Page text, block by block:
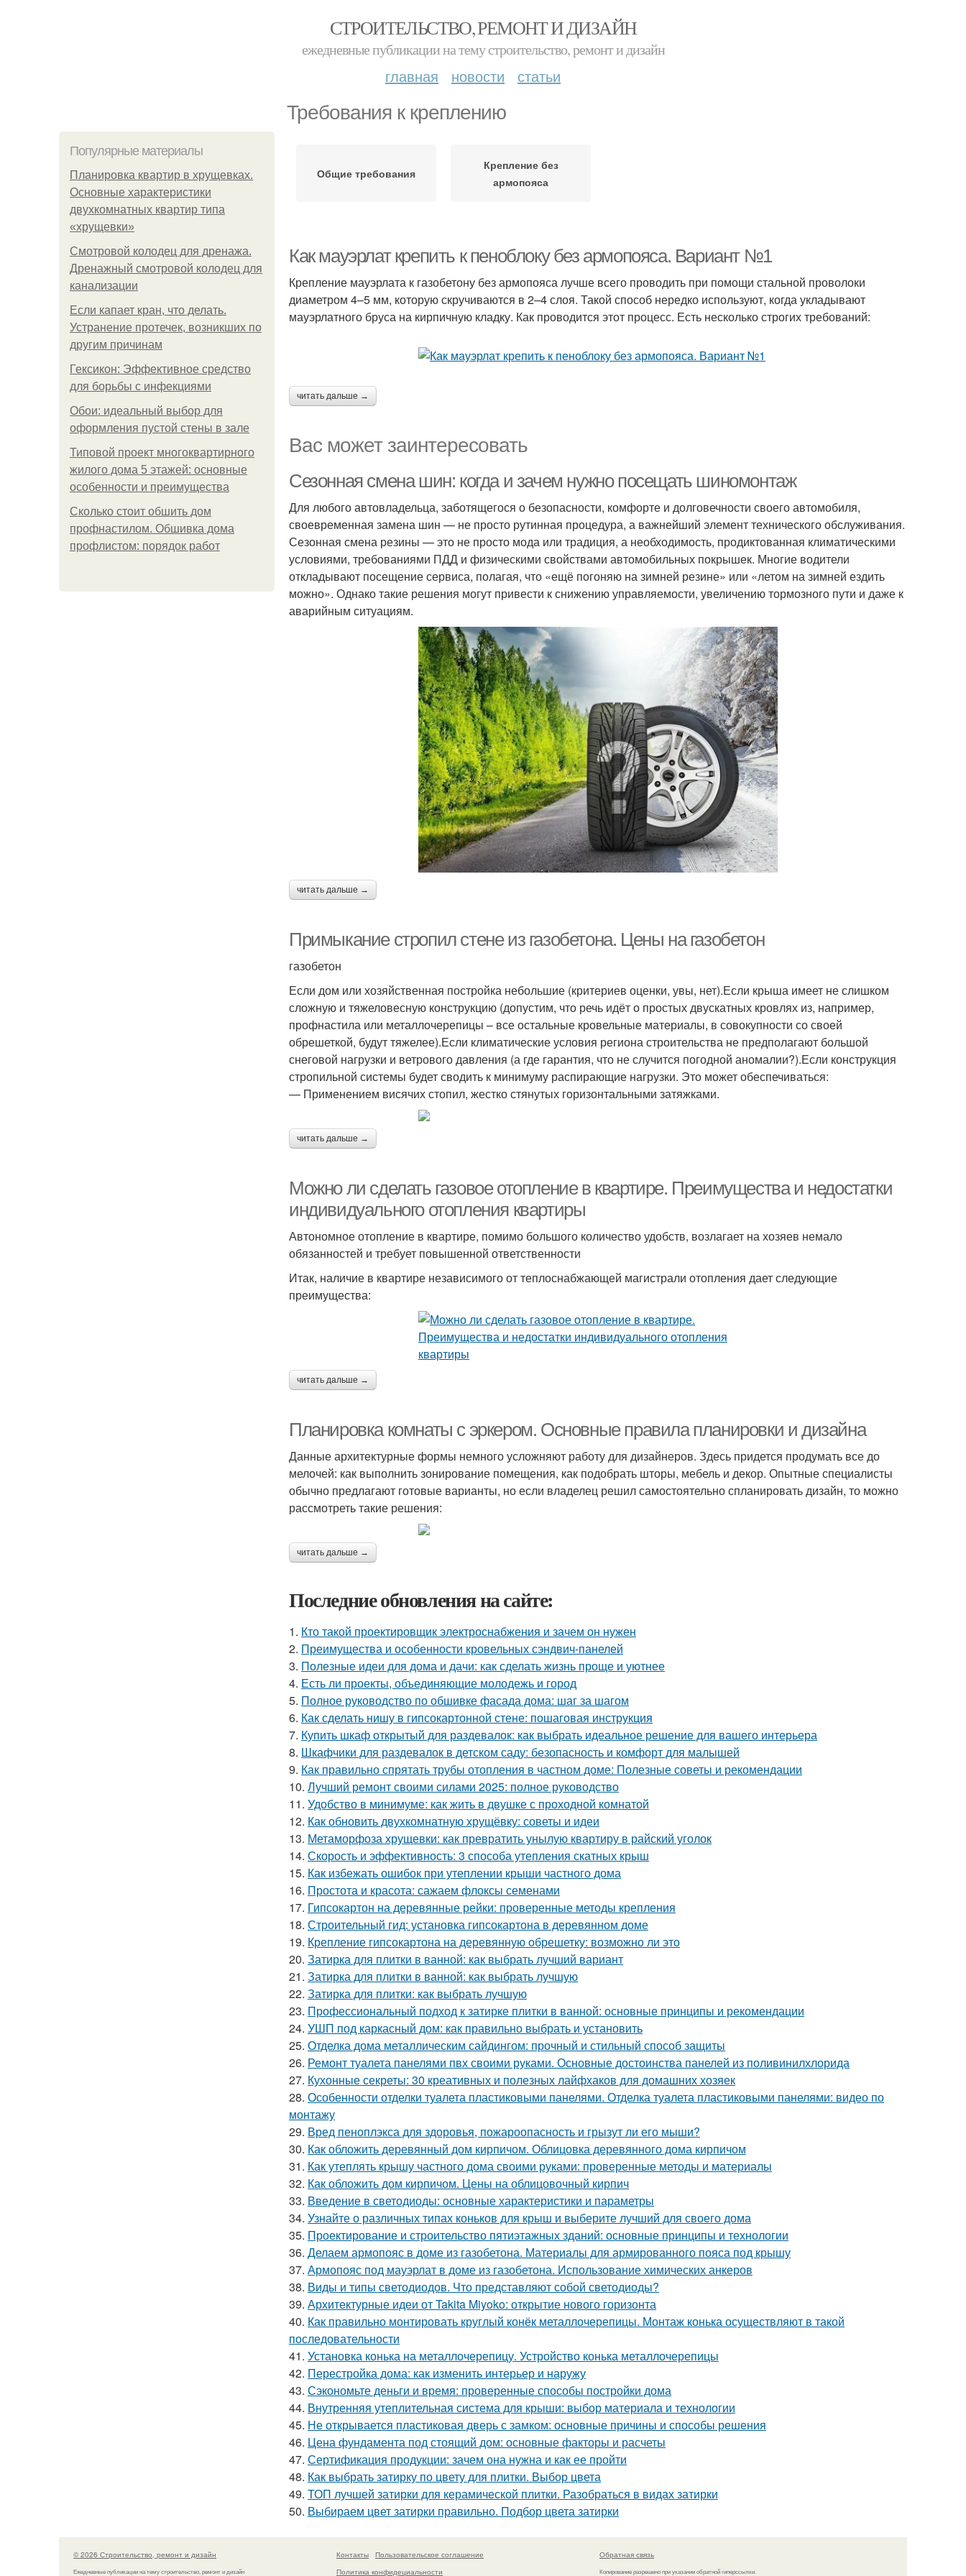
СТРОИТЕЛЬСТВО, РЕМОНТ И ДИЗАЙН
ежедневные публикации на тему строительство, ремонт и дизайн
главная новости статьи
Требования к креплению
Популярные материалы
Планировка квартир в хрущевках.
Основные характеристики
двухкомнатных квартир типа
«хрущевки»
Смотровой колодец для дренажа.
Дренажный смотровой колодец для
канализации
Если капает кран, что делать.
Устранение протечек, возникших по
другим причинам
Гексикон: Эффективное средство
для борьбы с инфекциями
Обои: идеальный выбор для
оформления пустой стены в зале
Типовой проект многоквартирного
жилого дома 5 этажей: основные
особенности и преимущества
Сколько стоит обшить дом
профнастилом. Обшивка дома
профлистом: порядок работ
Общие требования
Крепление без
армопояса
Как мауэрлат крепить к пеноблоку без армопояса. Вариант №1
Крепление мауэрлата к газобетону без армопояса лучше всего проводить при помощи стальной проволоки
диаметром 4–5 мм, которую скручиваются в 2–4 слоя. Такой способ нередко используют, когда укладывают
мауэрлатного бруса на кирпичную кладку. Как проводится этот процесс. Есть несколько строгих требований:
читать дальше →
Вас может заинтересовать
Сезонная смена шин: когда и зачем нужно посещать шиномонтаж
Для любого автовладельца, заботящегося о безопасности, комфорте и долговечности своего автомобиля,
своевременная замена шин — не просто рутинная процедура, а важнейший элемент технического обслуживания.
Сезонная смена резины — это не просто мода или традиция, а необходимость, продиктованная климатическими
условиями, требованиями ПДД и физическими свойствами автомобильных покрышек. Многие водители
откладывают посещение сервиса, полагая, что «ещё погоняю на зимней резине» или «летом на зимней ездить
можно». Однако такие решения могут привести к снижению управляемости, увеличению тормозного пути и даже к
аварийным ситуациям.
читать дальше →
Примыкание стропил стене из газобетона. Цены на газобетон
газобетон
Если дом или хозяйственная постройка небольшие (критериев оценки, увы, нет).Если крыша имеет не слишком
сложную и тяжеловесную конструкцию (допустим, что речь идёт о простых двускатных кровлях из, например,
профнастила или металлочерепицы – все остальные кровельные материалы, в совокупности со своей
обрешеткой, будут тяжелее).Если климатические условия региона строительства не предполагают большой
снеговой нагрузки и ветрового давления (а где гарантия, что не случится погодной аномалии?).Если конструкция
стропильной системы будет сводить к минимуму распирающие нагрузки. Это может обеспечиваться:
— Применением висячих стопил, жестко стянутых горизонтальными затяжками.
читать дальше →
Можно ли сделать газовое отопление в квартире. Преимущества и недостатки
индивидуального отопления квартиры
Автономное отопление в квартире, помимо большого количество удобств, возлагает на хозяев немало
обязанностей и требует повышенной ответственности
Итак, наличие в квартире независимого от теплоснабжающей магистрали отопления дает следующие
преимущества:
читать дальше →
Планировка комнаты с эркером. Основные правила планировки и дизайна
Данные архитектурные формы немного усложняют работу для дизайнеров. Здесь придется продумать все до
мелочей: как выполнить зонирование помещения, как подобрать шторы, мебель и декор. Опытные специалисты
обычно предлагают готовые варианты, но если владелец решил самостоятельно спланировать дизайн, то можно
рассмотреть такие решения:
читать дальше →
Последние обновления на сайте:
1. Кто такой проектировщик электроснабжения и зачем он нужен
2. Преимущества и особенности кровельных сэндвич-панелей
3. Полезные идеи для дома и дачи: как сделать жизнь проще и уютнее
4. Есть ли проекты, объединяющие молодежь и город
5. Полное руководство по обшивке фасада дома: шаг за шагом
6. Как сделать нишу в гипсокартонной стене: пошаговая инструкция
7. Купить шкаф открытый для раздевалок: как выбрать идеальное решение для вашего интерьера
8. Шкафчики для раздевалок в детском саду: безопасность и комфорт для малышей
9. Как правильно спрятать трубы отопления в частном доме: Полезные советы и рекомендации
10. Лучший ремонт своими силами 2025: полное руководство
11. Удобство в минимуме: как жить в двушке с проходной комнатой
12. Как обновить двухкомнатную хрущёвку: советы и идеи
13. Метаморфоза хрущевки: как превратить унылую квартиру в райский уголок
14. Скорость и эффективность: 3 способа утепления скатных крыш
15. Как избежать ошибок при утеплении крыши частного дома
16. Простота и красота: сажаем флоксы семенами
17. Гипсокартон на деревянные рейки: проверенные методы крепления
18. Строительный гид: установка гипсокартона в деревянном доме
19. Крепление гипсокартона на деревянную обрешетку: возможно ли это
20. Затирка для плитки в ванной: как выбрать лучший вариант
21. Затирка для плитки в ванной: как выбрать лучшую
22. Затирка для плитки: как выбрать лучшую
23. Профессиональный подход к затирке плитки в ванной: основные принципы и рекомендации
24. УШП под каркасный дом: как правильно выбрать и установить
25. Отделка дома металлическим сайдингом: прочный и стильный способ защиты
26. Ремонт туалета панелями пвх своими руками. Основные достоинства панелей из поливинилхлорида
27. Кухонные секреты: 30 креативных и полезных лайфхаков для домашних хозяек
28. Особенности отделки туалета пластиковыми панелями. Отделка туалета пластиковыми панелями: видео по
монтажу
29. Вред пеноплэкса для здоровья, пожароопасность и грызут ли его мыши?
30. Как обложить деревянный дом кирпичом. Облицовка деревянного дома кирпичом
31. Как утеплять крышу частного дома своими руками: проверенные методы и материалы
32. Как обложить дом кирпичом. Цены на облицовочный кирпич
33. Введение в светодиоды: основные характеристики и параметры
34. Узнайте о различных типах коньков для крыш и выберите лучший для своего дома
35. Проектирование и строительство пятиэтажных зданий: основные принципы и технологии
36. Делаем армопояс в доме из газобетона. Материалы для армированного пояса под крышу
37. Армопояс под мауэрлат в доме из газобетона. Использование химических анкеров
38. Виды и типы светодиодов. Что представляют собой светодиоды?
39. Архитектурные идеи от Takita Miyoko: открытие нового горизонта
40. Как правильно монтировать круглый конёк металлочерепицы. Монтаж конька осуществляют в такой
последовательности
41. Установка конька на металлочерепицу. Устройство конька металлочерепицы
42. Перестройка дома: как изменить интерьер и наружу
43. Сэкономьте деньги и время: проверенные способы постройки дома
44. Внутренняя утеплительная система для крыши: выбор материала и технологии
45. Не открывается пластиковая дверь с замком: основные причины и способы решения
46. Цена фундамента под стоящий дом: основные факторы и расчеты
47. Сертификация продукции: зачем она нужна и как ее пройти
48. Как выбрать затирку по цвету для плитки. Выбор цвета
49. ТОП лучшей затирки для керамической плитки. Разобраться в видах затирки
50. Выбираем цвет затирки правильно. Подбор цвета затирки
© 2026 Строительство, ремонт и дизайн
Ежедневные публикации на тему строительство, ремонт и дизайн
Контакты
Пользовательское соглашение
Политика конфидециальности
Обратная связь
Копирование разрешено при указании обратной гиперссылки.